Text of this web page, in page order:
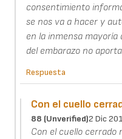
consentimiento
se nos va a hacer y
en la inmensa mayoría
del embarazo no
Respuesta
Con el cuello
88 (unverified)2 Dic
Con el cuello cerrado